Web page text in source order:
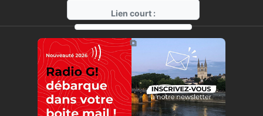
Lien court :
https://radio-g.fr?21402
⧉